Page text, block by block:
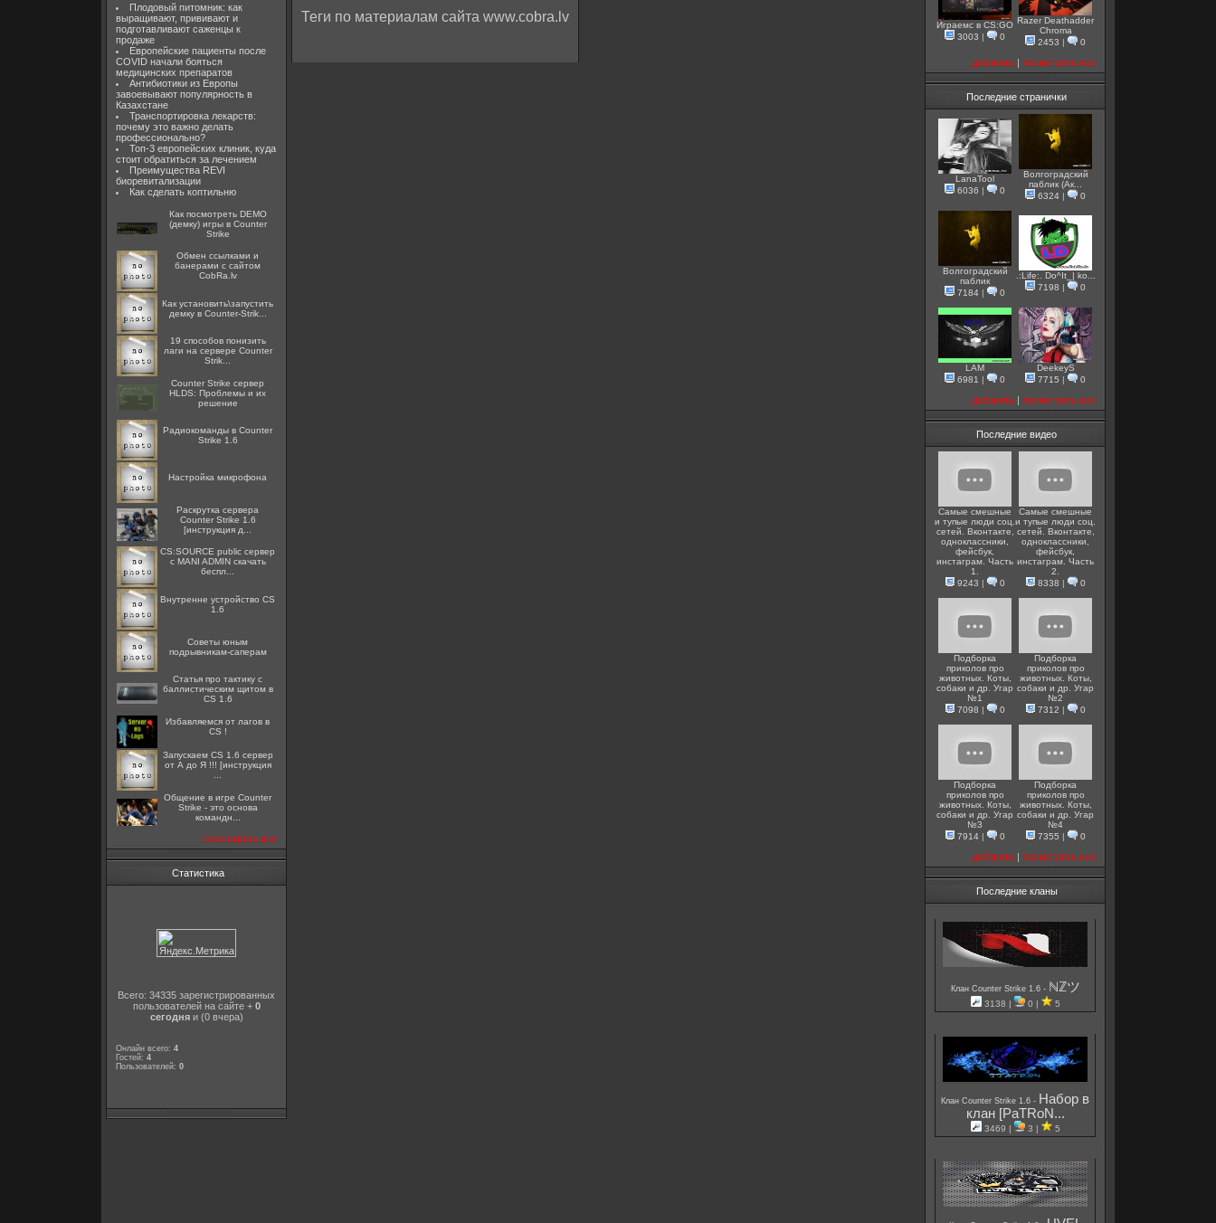
Плодовый питомник: как
выращивают, прививают и
подготавливают саженцы к
продаже
Европейские пациенты после
COVID начали бояться
медицинских препаратов
Антибиотики из Европы
завоевывают популярность в
Казахстане
Транспортировка лекарств:
почему это важно делать
профессионально?
Топ-3 европейских клиник, куда
стоит обратиться за лечением
Преимущества REVI
биоревитализации
Как сделать коптильню
Как посмотреть DEMO
(демку) игры в Counter
Strike
Oбмен ссылками и
банерами с сайтом
CobRa.lv
Как установить\запустить
демку в Counter-Strik...
19 способов понизить
лаги на сервере Counter
Strik...
Counter Strike сервер
HLDS: Проблемы и их
решение
Радиокоманды в Counter
Strike 1.6
Настройка микрофона
Раскрутка сервера
Counter Strike 1.6
[инструкция д...
CS:SOURCE public сервер
с MANI ADMIN скачать
беспл...
Внутренне устройство CS
1.6
Советы юным
подрывникам-саперам
Статья про тактику с
баллистическим щитом в
CS 1.6
Избавляемся от лагов в
CS !
Запускаем CS 1.6 сервер
от А до Я !!! [инструкция
Общение в игре Counter
Strike - это основа
командн...
посмотреть все
Статистика
Всего: 34335 зарегистрированных
пользователей на сайте + 0
сегодняи (0 вчера)
Онлайн всего: 4
Гостей: 4
Пользователей: 0
Теги по материалам сайта www.cobra.lv
Играемс в CS:GO
3003 | 0
Razer Deathadder
Chroma
2453 | 0
добавить | посмотреть все
Последние странички
LanaTool
6036 | 0
Волгоградский
паблик (Ак...
6324 | 0
Волгоградский
паблик
7184 | 0
.:Life:. Do^It_| ko...
7198 | 0
LAM
6981 | 0
DeekeyS
7715 | 0
добавить | посмотреть все
Последние видео
Самые смешные
и тупые люди соц.
сетей. Вконтакте,
одноклассники,
фейсбук,
инстаграм. Часть
1.
9243 | 0
Самые смешные
и тупые люди соц.
сетей. Вконтакте,
одноклассники,
фейсбук,
инстаграм. Часть
2.
8338 | 0
Подборка
приколов про
животных. Коты,
собаки и др. Угар
№1
7098 | 0
Подборка
приколов про
животных. Коты,
собаки и др. Угар
№2
7312 | 0
Подборка
приколов про
животных. Коты,
собаки и др. Угар
№3
7914| 0
Подборка
приколов про
животных. Коты,
собаки и др. Угар
№4
7355 | 0
добавить | посмотреть все
Последние кланы
Клан Counter Strike 1.6 - ℕℤツ
3138 | 0 | 5
Клан Counter Strike 1.6 - Набор в
клан [PaTRoN...
3469 | 3 | 5